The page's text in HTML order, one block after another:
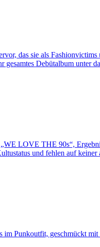
das sie als
Debütalbum unter
LOVE THE 90s“,
und fehlen auf keiner
im Punkoutfit, geschmückt